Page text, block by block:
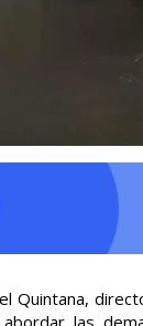
Quintana,